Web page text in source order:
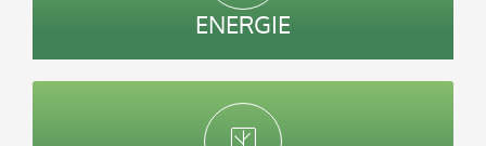
ENERGIE